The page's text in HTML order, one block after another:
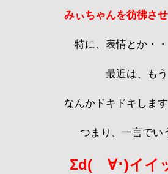
みぃちゃんを彷彿させ
特に、表情とか・・
最近は、もう
なんかドキドキします
つまり、一言でい
Σd(ゝ∀･)イイ